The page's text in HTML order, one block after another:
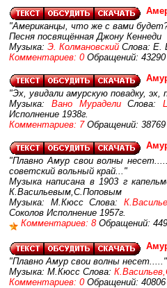
"Американцы, что же с вами
Песня посвящённая Джону Кеннеди
Музыка: Э. Колмановский Слова: Е.
Комментариев: 0 Обращений: 43290
"Эх, увидали амурскую повадку, эх,
Музыка: Вано МураделиСлова:
Исполнение 1938г.
Комментариев: 7 Обращений: 38769
"Плавно Амур свои волны
советский вольный край..."
Музыка написана в 1903 г
К.Васильевым,С.Поповым
Музыка: М.Кюсс Слова:
Соколов Исполнение 1957г.
Комментариев: 8 Обращений:
"Плавно Амур свои волны несет....."
Музыка: М.Кюсс Слова:
Комментариев: 0 Обращений: 40806